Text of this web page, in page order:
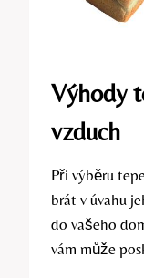
Výhody
vzduch
Při výběru
brát v úvahu
do vašeho
vám může